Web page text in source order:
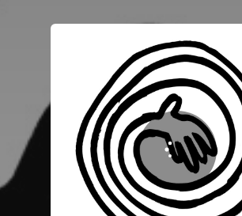
You're all set!